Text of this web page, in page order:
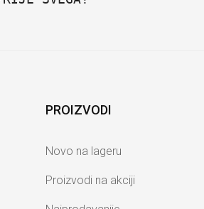
PROIZVODI
Novo na lageru
Proizvodi na akciji